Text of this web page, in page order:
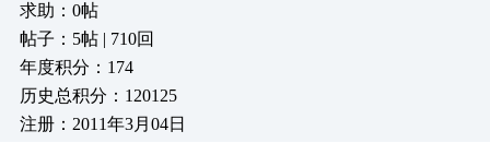
求助：0帖
帖子：5帖 | 710回
年度积分：174
历史总积分：120125
注册：2011年3月04日